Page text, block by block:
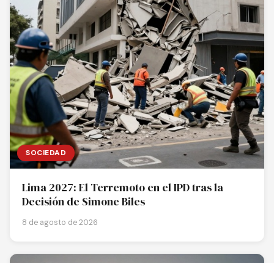
SOCIEDAD
Lima 2027: El Terremoto en el IPD tras la
Decisión de Simone Biles
8 de agosto de 2026